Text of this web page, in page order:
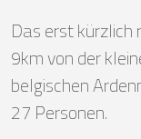
Das erst kürzlich
9km von der
belgischen
27 Personen.